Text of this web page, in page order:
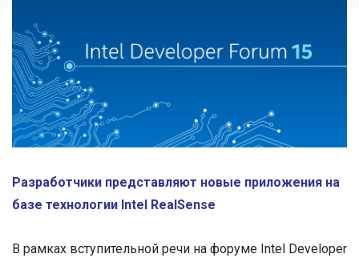
Разработчики представляют новые приложения на
базе технологии Intel RealSense
В рамках вступительной речи на форуме Intel Developer